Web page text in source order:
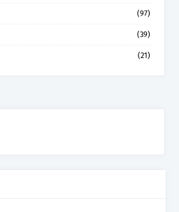
(97)
(39)
(21)